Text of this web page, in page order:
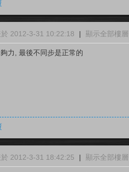
於 2012-3-31 10:22:18 | 顯示全部樓層
力, 最後不同步是正常的
於 2012-3-31 18:42:25 | 顯示全部樓層